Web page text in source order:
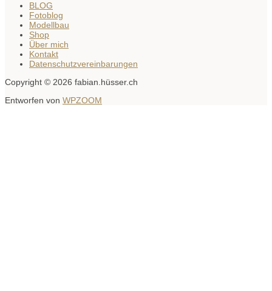
BLOG
Fotoblog
Modellbau
Shop
Über mich
Kontakt
Datenschutzvereinbarungen
Copyright © 2026 fabian.hüsser.ch
Entworfen von WPZOOM